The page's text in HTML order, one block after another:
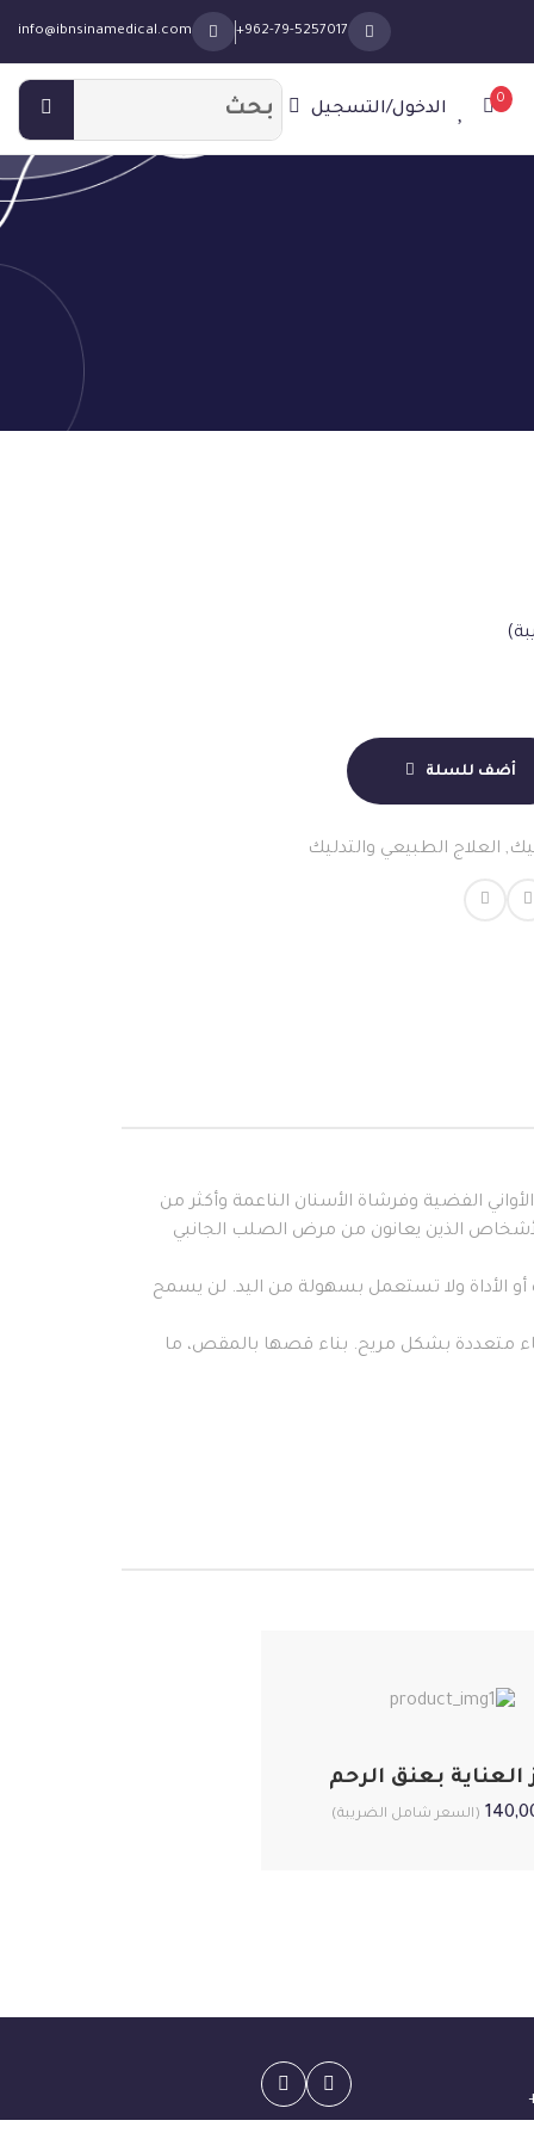
info@ibnsinamedical.com +962-79-5257017
الدخول/التسجيل
0
أضف للسلة
, العلاج الطبيعي والتدليك
الفضية وفرشاة الأسنان الناعمة وأكثر من
الذين يعانون من مرض الصلب الجانبي
أو الأداة ولا تستعمل بسهولة من اليد. لن يسمح
مما يسمح لكل أنبوب بتغطية أشياء متعددة بشكل مريح. بناء قصها بالمقص، ما
العناية بعنق الرحم
(السعر شامل الضريبة)